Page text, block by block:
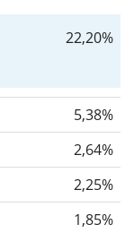
22,20%
5,38%
2,64%
2,25%
1,85%